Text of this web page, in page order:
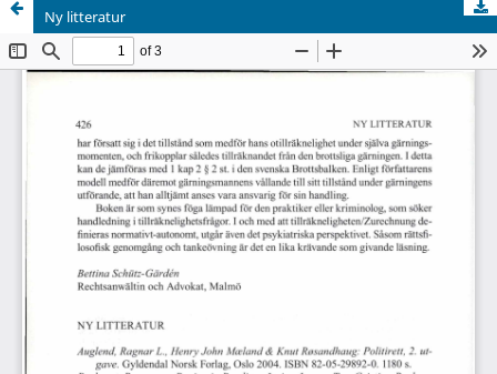
Ny litteratur